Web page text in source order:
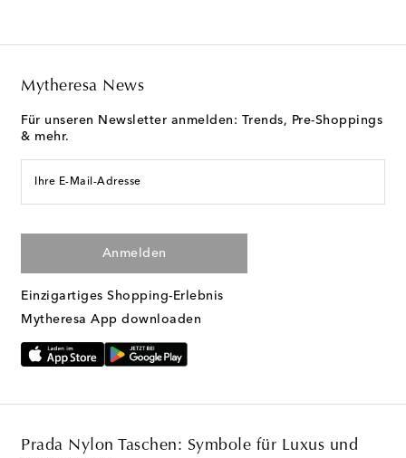
Mytheresa News
Für unseren Newsletter anmelden: Trends, Pre-Shoppings
& mehr.
Ihre E-Mail-Adresse
Anmelden
Einzigartiges Shopping-Erlebnis
Mytheresa App downloaden
Prada Nylon Taschen: Symbole für Luxus und